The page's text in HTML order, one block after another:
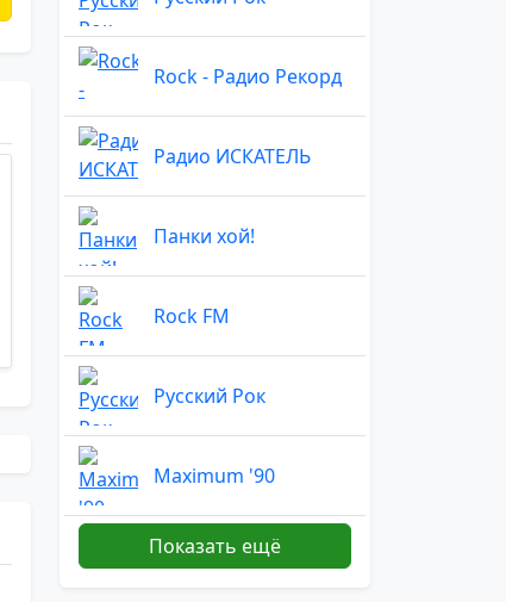
Rock - Радио Рекорд
Радио ИСКАТЕЛЬ
Панки хой!
Rock FM
Русский Рок
Maximum '90
Классик рок
Показать ещё